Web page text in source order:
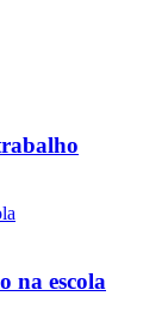
na escola